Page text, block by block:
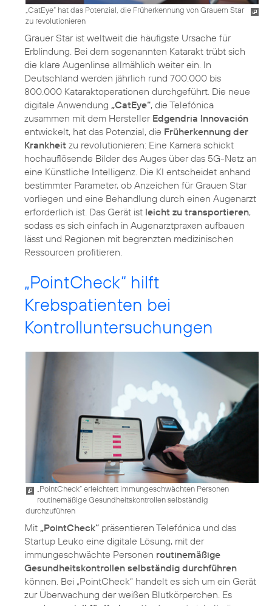
„CatEye“ hat das Potenzial, die Früherkennung von Grauem Star
zu revolutionieren
Grauer Star ist weltweit die häufigste Ursache für
Erblindung. Bei dem sogenannten Katarakt trübt sich
die klare Augenlinse allmählich weiter ein. In
Deutschland werden jährlich rund 700.000 bis
800.000 Kataraktoperationen durchgeführt. Die neue
digitale Anwendung „CatEye“, die Telefónica
zusammen mit dem Hersteller Edgendria Innovación
entwickelt, hat das Potenzial, die Früherkennung der
Krankheit zu revolutionieren: Eine Kamera schickt
hochauflösende Bilder des Auges über das 5G-Netz an
eine Künstliche Intelligenz. Die KI entscheidet anhand
bestimmter Parameter, ob Anzeichen für Grauen Star
vorliegen und eine Behandlung durch einen Augenarzt
erforderlich ist. Das Gerät ist leicht zu transportieren,
sodass es sich einfach in Augenarztpraxen aufbauen
lässt und Regionen mit begrenzten medizinischen
Ressourcen profitieren.
„PointCheck“ hilft
Krebspatienten bei
Kontrolluntersuchungen
„PointCheck“ erleichtert immungeschwächten Personen
routinemäßige Gesundheitskontrollen selbständig
durchzuführen
Mit „PointCheck“ präsentieren Telefónica und das
Startup Leuko eine digitale Lösung, mit der
immungeschwächte Personen routinemäßige
Gesundheitskontrollen selbständig durchführen
können. Bei „PointCheck“ handelt es sich um ein Gerät
zur Überwachung der weißen Blutkörperchen. Es